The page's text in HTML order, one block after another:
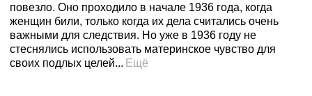
повезло. Оно проходило в начале 1936 года, когда
женщин били, только когда их дела считались очень
важными для следствия. Но уже в 1936 году не
стеснялись использовать материнское чувство для
своих подлых целей... Ещё